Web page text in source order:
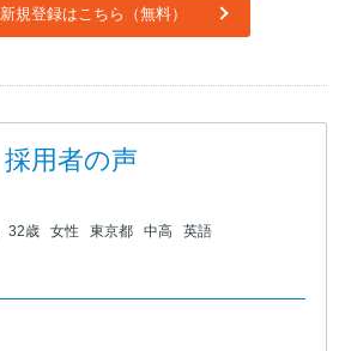
新規登録はこちら（無料）
採用者の声
32歳 女性 東京都 中高 英語